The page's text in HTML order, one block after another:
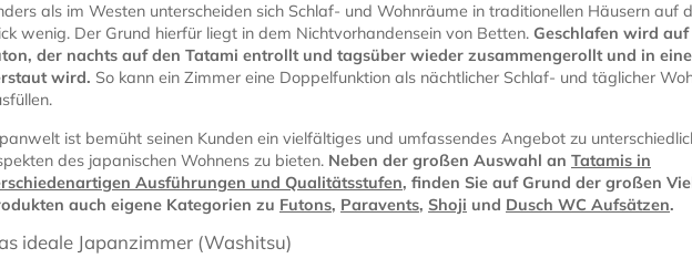
als im Westen unterscheiden sich Schlaf- und Wohnräume in traditionellen Häusern auf
wenig. Der Grund hierfür liegt in dem Nichtvorhandensein von Betten. Geschlafen wird auf
der nachts auf den Tatami entrollt und tagsüber wieder zusammengerollt und in
wird. So kann ein Zimmer eine Doppelfunktion als nächtlicher Schlaf- und täglicher
ist bemüht seinen Kunden ein vielfältiges und umfassendes Angebot zu
des japanischen Wohnens zu bieten. Neben der großen Auswahl an Tatamis in
Ausführungen und Qualitätsstufen, finden Sie auf Grund der großen
auch eigene Kategorien zu Futons, Paravents, Shoji und Dusch WC Aufsätzen.
ideale Japanzimmer (Washitsu)